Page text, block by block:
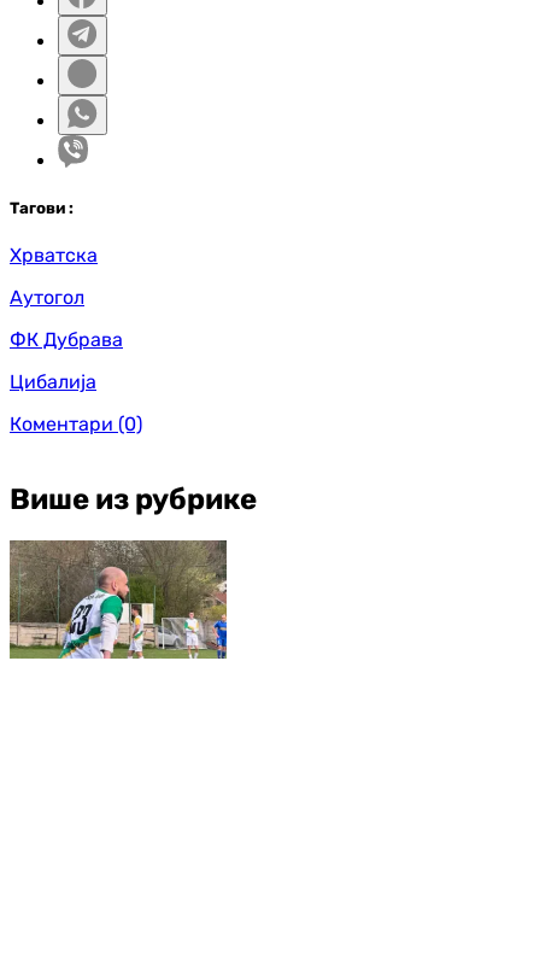
Тагови :
Хрватска
Аутогол
ФК Дубрава
Цибалија
Коментари (0)
Више из рубрике